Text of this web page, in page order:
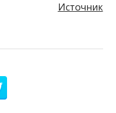
Источник